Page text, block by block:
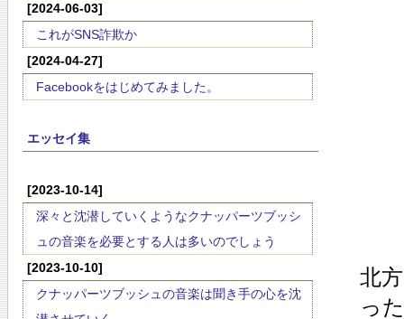
[2024-06-03]
これがSNS詐欺か
[2024-04-27]
Facebookをはじめてみました。
エッセイ集
[2023-10-14]
深々と沈潜していくようなクナッパーツブッシ
ュの音楽を必要とする人は多いのでしょう
[2023-10-10]
クナッパーツブッシュの音楽は聞き手の心を沈
北
っ